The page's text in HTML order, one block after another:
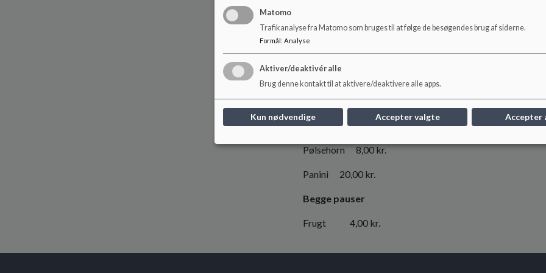
10-pausen
Pizzasnegl 12,00 kr.
12-pausen
Focaccia 12,00 kr.
Pølsehorn 8,00 kr.
Panini 20,00 kr.
Begge pauser
Frugt 4,00 kr.
Matomo
Trafikanalyse fra Matomo som bruges til at følge de besøgendes brug af siderne.
Formål: Analyse
Aktiver/deaktivér alle
Brug denne kontakt til at aktivere/deaktivere alle apps.
Kun nødvendige Accepter valgte Accepter